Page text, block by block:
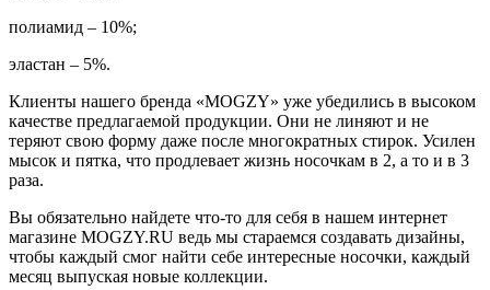
полиамид – 10%;
эластан – 5%.
Клиенты нашего бренда «MOGZY» уже убедились в высоком
качестве предлагаемой продукции. Они не линяют и не
теряют свою форму даже после многократных стирок. Усилен
мысок и пятка, что продлевает жизнь носочкам в 2, а то и в 3
раза.
Вы обязательно найдете что-то для себя в нашем интернет
магазине MOGZY.RU ведь мы стараемся создавать дизайны,
чтобы каждый смог найти себе интересные носочки, каждый
месяц выпуская новые коллекции.